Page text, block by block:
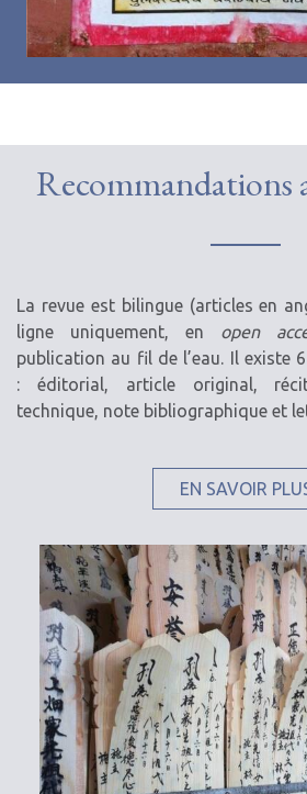
Recommandations
La revue est bilingue (articles en
ligne uniquement, en open
publication au fil de l’eau. Il existe
: éditorial, article original,
technique, note bibliographique et
EN SAVOIR